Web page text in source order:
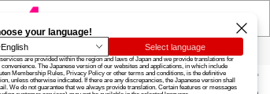
楽天グループ カード
お知らせ ヘルプ